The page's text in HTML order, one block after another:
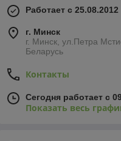
Работает с 25.08.2012
г. Минск
г. Минск, ул.Петра
Беларусь
Контакты
Сегодня работает с
Показать весь